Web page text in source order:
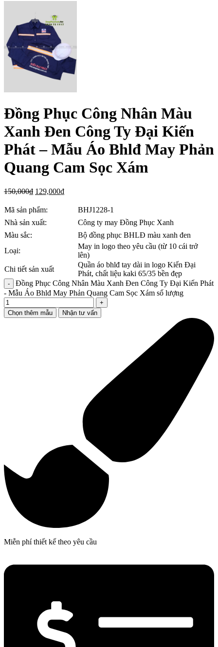
Đồng Phục Công Nhân Màu
Xanh Đen Công Ty Đại Kiến
Phát – Mẫu Áo Bhlđ May Phản
Quang Cam Sọc Xám
150,000₫ 129,000₫
Mã sản phẩm:
BHJ1228-1
Nhà sản xuất:
Công ty may Đồng Phục Xanh
Màu sắc:
Bộ đồng phục BHLĐ màu xanh đen
Loại:
May in logo theo yêu cầu (từ 10 cái trở
lên)
Chi tiết sản xuất
Quần áo bhlđ tay dài in logo Kiến Đại
Phát, chất liệu kaki 65/35 bền đẹp
Đồng Phục Công Nhân Màu Xanh Đen Công Ty Đại Kiến Phát
- Mẫu Áo Bhlđ May Phản Quang Cam Sọc Xám số lượng
Chọn thêm mẫu Nhận tư vấn
Miễn phí thiết kế theo yêu cầu